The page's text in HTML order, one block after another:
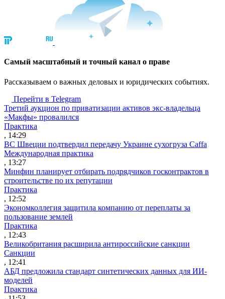
Cамый масштабный и точный канал о праве
Рассказываем о важных деловых и юридических событиях.
Перейти в Telegram
Третий аукцион по приватизации активов экс-владельца
«Макфы» провалился
Практика
, 14:29
ВС Швеции подтвердил передачу Украине сухогруза Caffa
Международная практика
, 13:27
Минфин планирует отбирать подрядчиков госконтрактов в
строительстве по их репутации
Практика
, 12:52
Экономколлегия защитила компанию от переплаты за
пользование землей
Практика
, 12:43
Великобритания расширила антироссийские санкции
Санкции
, 12:41
АБД предложила стандарт синтетических данных для ИИ-
моделей
Практика